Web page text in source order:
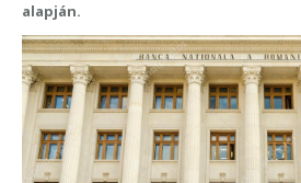
alapján.